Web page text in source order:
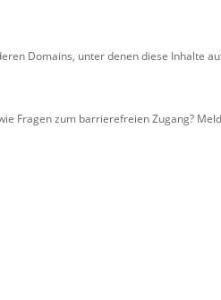
Domains, unter denen diese Inhalte
Fragen zum barrierefreien Zugang?